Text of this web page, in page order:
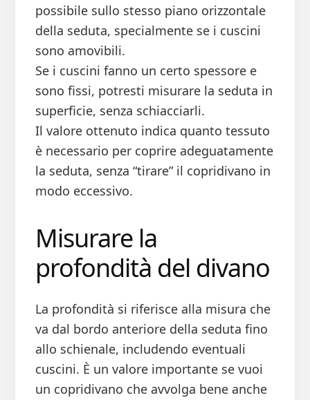
possibile sullo stesso piano orizzontale
della seduta, specialmente se i cuscini
sono amovibili.
Se i cuscini fanno un certo spessore e
sono fissi, potresti misurare la seduta in
superficie, senza schiacciarli.
Il valore ottenuto indica quanto tessuto
è necessario per coprire adeguatamente
la seduta, senza “tirare” il copridivano in
modo eccessivo.
Misurare la
profondità del divano
La profondità si riferisce alla misura che
va dal bordo anteriore della seduta fino
allo schienale, includendo eventuali
cuscini. È un valore importante se vuoi
un copridivano che avvolga bene anche